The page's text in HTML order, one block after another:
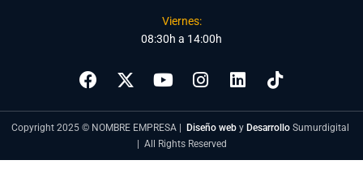
Viernes:
08:30h a 14:00h
Copyright 2025 © NOMBRE EMPRESA | Diseño web y Desarrollo Sumurdigital
| All Rights Reserved